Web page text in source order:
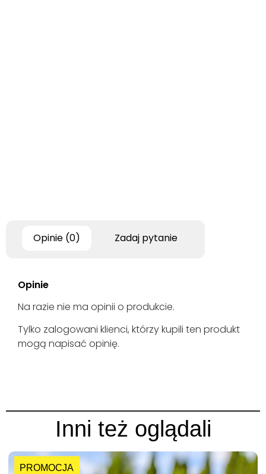
Opinie (0) Zadaj pytanie
Opinie
Na razie nie ma opinii o produkcie.
Tylko zalogowani klienci, którzy kupili ten produkt
mogą napisać opinię.
Inni też oglądali
PROMOCJA